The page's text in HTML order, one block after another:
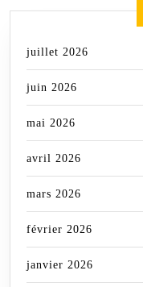
juillet 2026
juin 2026
mai 2026
avril 2026
mars 2026
février 2026
janvier 2026